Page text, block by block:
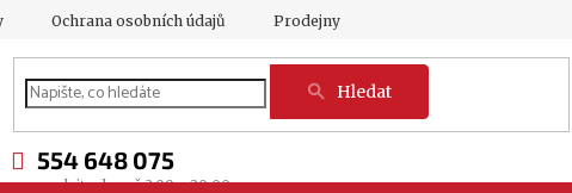
Ochrana osobních údajů Prodejny
Hledat
554 648 075